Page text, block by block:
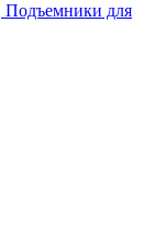
Подъемники для